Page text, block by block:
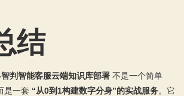
结
判智能客服云端知识库部署 不是一个简单
是一套 “从0到1构建数字分身”的实战服务。它